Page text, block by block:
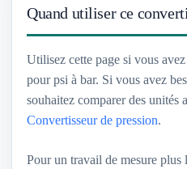
Quand utiliser ce
Utilisez cette page si vous
pour psi à bar. Si vous avez
souhaitez comparer des unités
Convertisseur de pression.
Pour un travail de mesure plus